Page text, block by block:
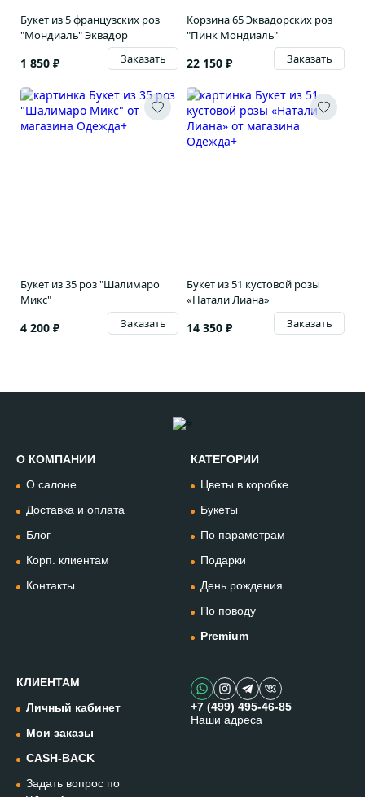
Букет из 5 французских роз
"Мондиаль" Эквадор
1 850 ₽ Заказать
Корзина 65 Эквадорских роз
"Пинк Мондиаль"
22 150 ₽ Заказать
Букет из 35 роз "Шалимаро
Микс"
4 200 ₽ Заказать
Букет из 51 кустовой розы
«Натали Лиана»
14 350 ₽ Заказать
О КОМПАНИИ
О салоне
Доставка и оплата
Блог
Корп. клиентам
Контакты
КАТЕГОРИИ
Цветы в коробке
Букеты
По параметрам
Подарки
День рождения
По поводу
Premium
КЛИЕНТАМ
Личный кабинет
Мои заказы
CASH-BACK
Задать вопрос по
+7 (499) 495-46-85
Наши адреса
Позвонить
+74994954685
WhatsApp
+79912981236
@omflowersbot
Instagram